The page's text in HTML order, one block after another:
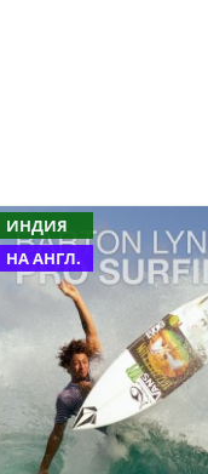
ИНДИЯ
НА АНГЛ.